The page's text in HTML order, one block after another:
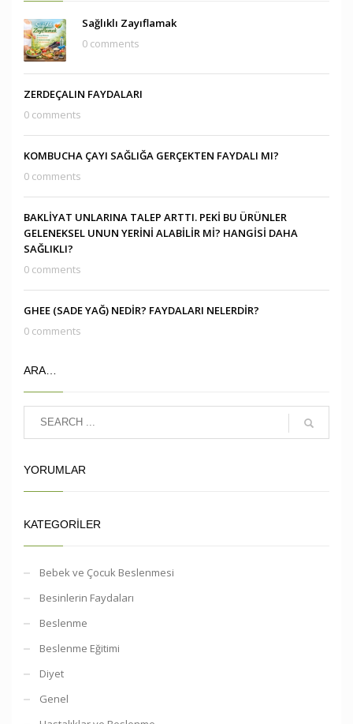
Sağlıklı Zayıflamak
0 comments
ZERDEÇALIN FAYDALARI
0 comments
KOMBUCHA ÇAYI SAĞLIĞA GERÇEKTEN FAYDALI MI?
0 comments
BAKLİYAT UNLARINA TALEP ARTTI. PEKİ BU ÜRÜNLER
GELENEKSEL UNUN YERİNİ ALABİLİR Mİ? HANGİSİ DAHA
SAĞLIKLI?
0 comments
GHEE (SADE YAĞ) NEDİR? FAYDALARI NELERDİR?
0 comments
ARA…
YORUMLAR
KATEGORILER
Bebek ve Çocuk Beslenmesi
Besinlerin Faydaları
Beslenme
Beslenme Eğitimi
Diyet
Genel